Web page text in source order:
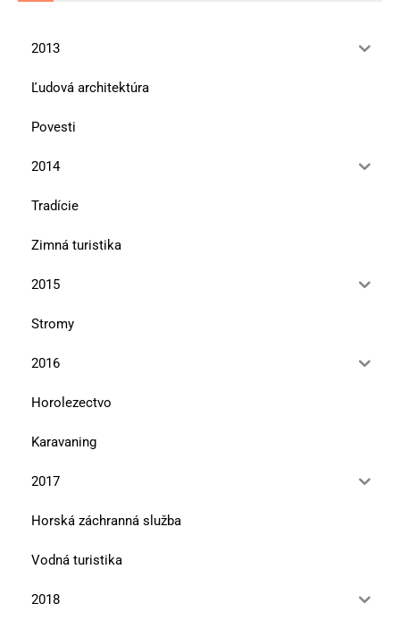
2013
Ľudová architektúra
Povesti
2014
Tradície
Zimná turistika
2015
Stromy
2016
Horolezectvo
Karavaning
2017
Horská záchranná služba
Vodná turistika
2018